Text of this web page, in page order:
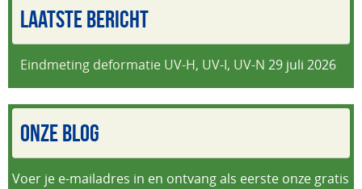
LAATSTE BERICHT
Eindmeting deformatie UV-H, UV-I, UV-N 29 juli 2026
ONZE BLOG
Voer je e-mailadres in en ontvang als eerste onze gratis